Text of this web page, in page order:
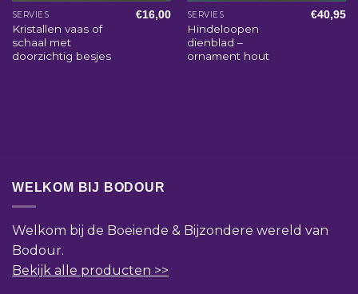
SERVIES
Kristallen vaas of
schaal met
doorzichtig besjes
€16,00 SERVIES
Hindeloopen
dienblad –
ornament hout
€40,95
WELKOM BIJ BODOUR
Welkom bij de Boeiende & Bijzondere wereld van
Bodour.
Bekijk alle producten >>